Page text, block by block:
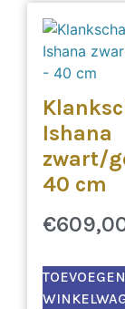
Ishana
zwart/
40 cm
€